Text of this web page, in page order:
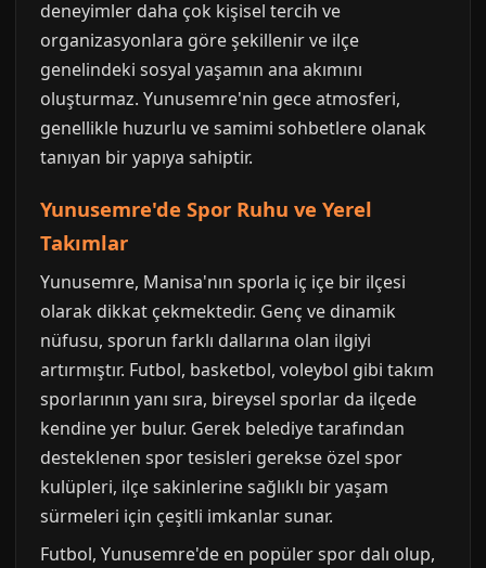
deneyimler daha çok kişisel tercih ve
organizasyonlara göre şekillenir ve ilçe
genelindeki sosyal yaşamın ana akımını
oluşturmaz. Yunusemre'nin gece atmosferi,
genellikle huzurlu ve samimi sohbetlere olanak
tanıyan bir yapıya sahiptir.
Yunusemre'de Spor Ruhu ve Yerel
Takımlar
Yunusemre, Manisa'nın sporla iç içe bir ilçesi
olarak dikkat çekmektedir. Genç ve dinamik
nüfusu, sporun farklı dallarına olan ilgiyi
artırmıştır. Futbol, basketbol, voleybol gibi takım
sporlarının yanı sıra, bireysel sporlar da ilçede
kendine yer bulur. Gerek belediye tarafından
desteklenen spor tesisleri gerekse özel spor
kulüpleri, ilçe sakinlerine sağlıklı bir yaşam
sürmeleri için çeşitli imkanlar sunar.
Futbol, Yunusemre'de en popüler spor dalı olup,